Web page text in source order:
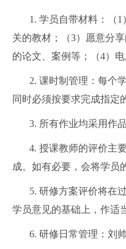
1. 学员自带材料：（1
关的教材；（3）愿意分
的论文、案例等；（4）电
2. 课时制管理：每个
同时必须按要求完成指定
3. 所有作业均采用作
4. 授课教师的评价主
成。如有必要，会将学员
5. 研修方案评价将在
学员意见的基础上，作适
6. 研修日常管理：刘